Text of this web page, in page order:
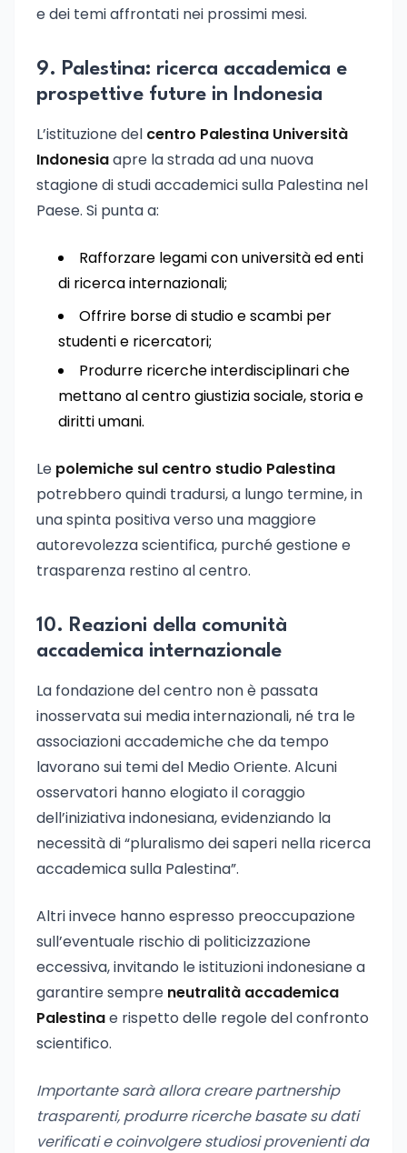
e dei temi affrontati nei prossimi mesi.
9. Palestina: ricerca accademica e
prospettive future in Indonesia
L’istituzione del centro Palestina Università
Indonesiaapre la strada ad una nuova
stagione di studi accademici sulla Palestina nel
Paese. Si punta a:
Rafforzare legami con università ed enti
di ricerca internazionali;
Offrire borse di studio e scambi per
studenti e ricercatori;
Produrre ricerche interdisciplinari che
mettano al centro giustizia sociale, storia e
diritti umani.
Le polemiche sul centro studio Palestina
potrebbero quindi tradursi, a lungo termine, in
una spinta positiva verso una maggiore
autorevolezza scientifica, purché gestione e
trasparenza restino al centro.
10. Reazioni della comunità
accademica internazionale
La fondazione del centro non è passata
inosservata sui media internazionali, né tra le
associazioni accademiche che da tempo
lavorano sui temi del Medio Oriente. Alcuni
osservatori hanno elogiato il coraggio
dell’iniziativa indonesiana, evidenziando la
necessità di “pluralismo dei saperi nella ricerca
accademica sulla Palestina”.
Altri invece hanno espresso preoccupazione
sull’eventuale rischio di politicizzazione
eccessiva, invitando le istituzioni indonesiane a
garantire sempre neutralità accademica
Palestinae rispetto delle regole del confronto
scientifico.
Importante sarà allora creare partnership
trasparenti, produrre ricerche basate su dati
verificati e coinvolgere studiosi provenienti da